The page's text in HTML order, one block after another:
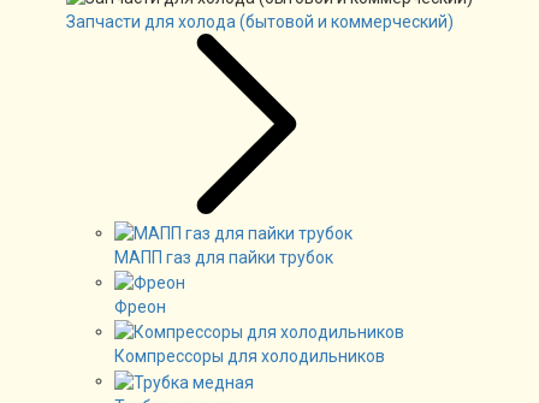
Запчасти для холода (бытовой и коммерческий)
МАПП газ для пайки трубок
Фреон
Компрессоры для холодильников